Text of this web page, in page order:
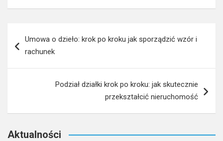
wpisu
Umowa o dzieło: krok po kroku jak sporządzić wzór i
rachunek
Podział działki krok po kroku: jak skutecznie
przekształcić nieruchomość
Aktualności